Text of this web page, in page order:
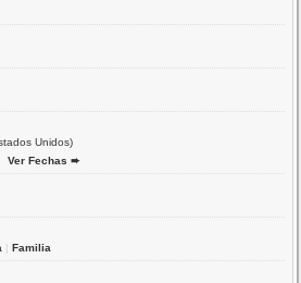
Unidos)
Ver Fechas ➨
|Familia